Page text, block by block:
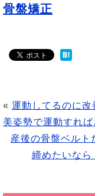
骨盤矯正
« 運動してるのに
美姿勢で運動すれ
産後の骨盤ベルト
締めたいな